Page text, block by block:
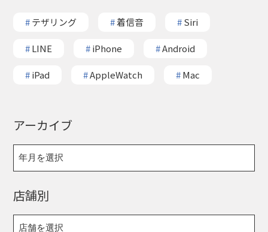
#テザリング #着信音 #Siri
#LINE #iPhone #Android
#iPad #AppleWatch #Mac
アーカイブ
店舗別